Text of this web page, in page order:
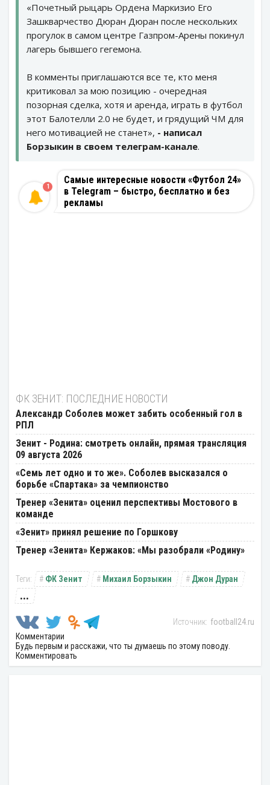
«Почетный рыцарь Ордена Маркизио Его
Зашкварчество Дюран Дюран после нескольких
прогулок в самом центре Газпром-Арены покинул
лагерь бывшего гегемона.
В комменты приглашаются все те, кто меня
критиковал за мою позицию - очередная
позорная сделка, хотя и аренда, играть в футбол
этот Балотелли 2.0 не будет, и грядущий ЧМ для
него мотивацией не станет», - написал
Борзыкин в своем телеграм-канале.
Самые интересные новости «Футбол 24»
в Telegram – быстро, бесплатно и без
рекламы
1
ФК ЗЕНИТ: ПОСЛЕДНИЕ НОВОСТИ
Александр Соболев может забить особенный гол в
РПЛ
Зенит - Родина: смотреть онлайн, прямая трансляция
09 августа 2026
«Семь лет одно и то же». Соболев высказался о
борьбе «Спартака» за чемпионство
Тренер «Зенита» оценил перспективы Мостового в
команде
«Зенит» принял решение по Горшкову
Тренер «Зенита» Кержаков: «Мы разобрали «Родину»
ФК Зенит Михаил Борзыкин Джон Дуран
...
football24.ru
Комментарии
Будь первым и расскажи, что ты думаешь по этому поводу.
Комментировать